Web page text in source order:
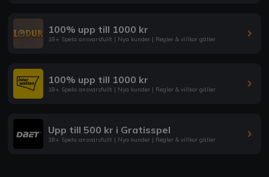
100% upp till 1000 kr
18+ Spela ansvarsfullt | Nya kunder | Regler & villkor gäller
100% upp till 1000 kr
18+ Spela ansvarsfullt | Nya kunder | Regler & villkor gäller
Upp till 500 kr i Gratisspel
18+ Spela ansvarsfullt | Nya kunder | Regler & villkor gäller